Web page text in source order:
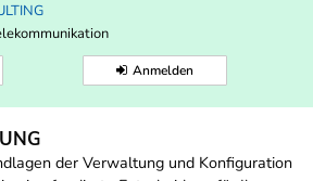
Anmelden
der Verwaltung und Konfiguration